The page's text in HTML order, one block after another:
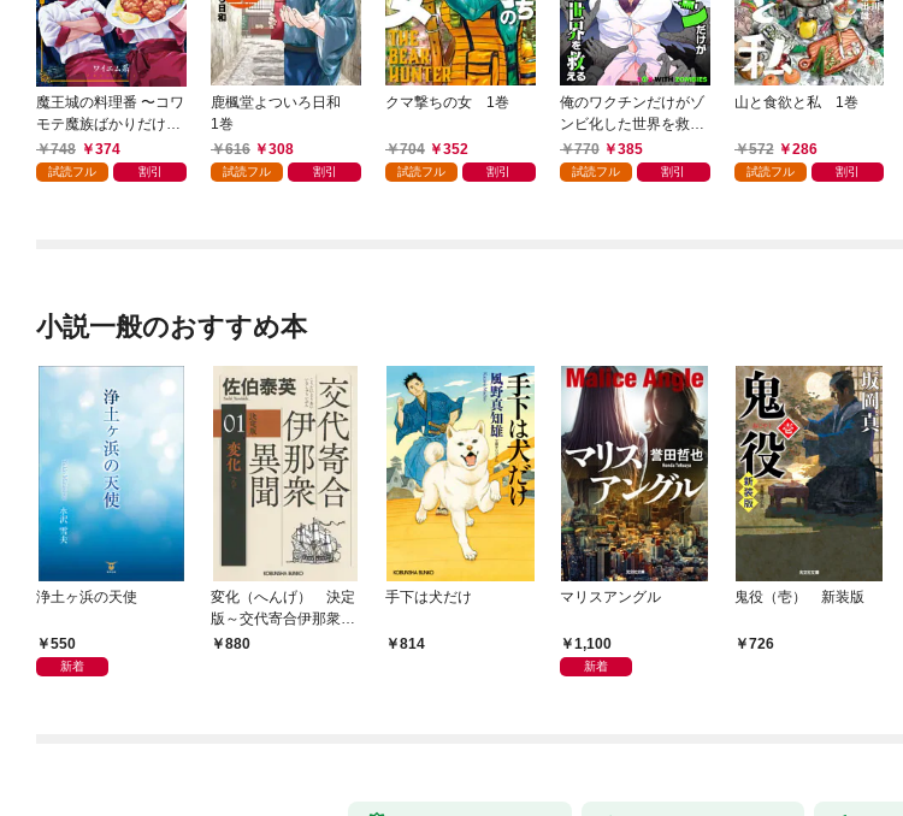
魔王城の料理番 〜コワ
モテ魔族ばかりだけ
ど、ホワイトな職場で
す〜 1巻
748 374
試読フル 割引
鹿楓堂よついろ日和
1巻
616
308
試読フル 割引
クマ撃ちの女 1巻
704 352
試読フル 割引
俺のワクチンだけがゾ
ンビ化した世界を救え
る 1巻
770 385
試読フル 割引
山と食欲と私 1巻
572 286
試読フル 割引
小説一般のおすすめ本
浄土ヶ浜の天使
550
新着
変化（へんげ） 決定
版～交代寄合伊那衆異
聞（1）～
880
手下は犬だけ
814
マリスアングル
1,100
新着
鬼役（壱） 新装版
726